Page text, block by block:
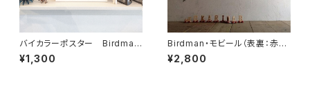
バイカラーポスター Birdman
2 Birdmanと鳥籠
¥1,300
Birdman・モビール（表裏：赤黒
合わせ・鳥人）
¥2,800